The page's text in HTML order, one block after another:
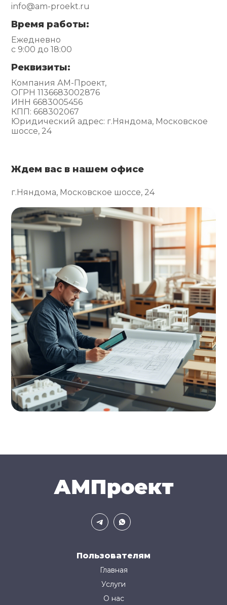
info@am-proekt.ru
Время работы:
Ежедневно
с 9:00 до 18:00
Реквизиты:
Компания АМ-Проект,
ОГРН 1136683002876
ИНН 6683005456
КПП: 668302067
Юридический адрес: г.Няндома, Московское
шоссе, 24
Ждем вас в нашем офисе
г.Няндома, Московское шоссе, 24
Пользователям
Главная
Услуги
О нас